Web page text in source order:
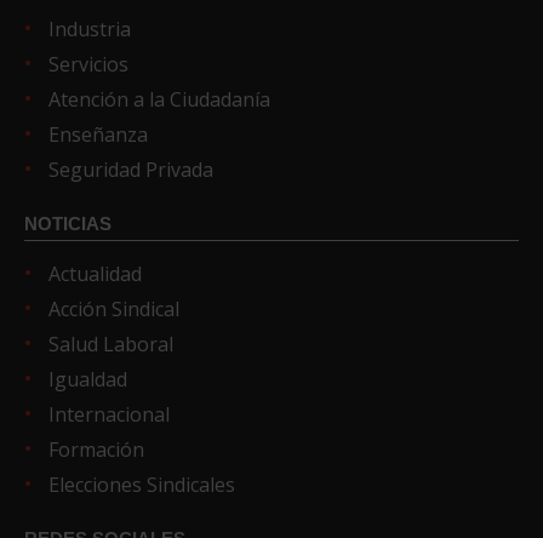
Industria
Servicios
Atención a la Ciudadanía
Enseñanza
Seguridad Privada
NOTICIAS
Actualidad
Acción Sindical
Salud Laboral
Igualdad
Internacional
Formación
Elecciones Sindicales